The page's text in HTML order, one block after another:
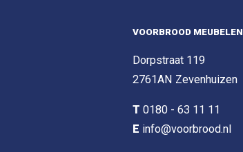
VOORBROOD MEUBELEN
Dorpstraat 119
2761AN Zevenhuizen
T 0180 - 63 11 11
E info@voorbrood.nl